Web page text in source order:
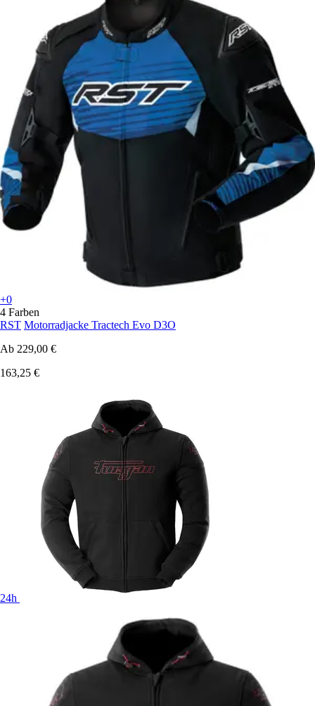
+0
4 Farben
RST Motorradjacke Tractech Evo D3O
Ab 229,00 €
163,25 €
24h